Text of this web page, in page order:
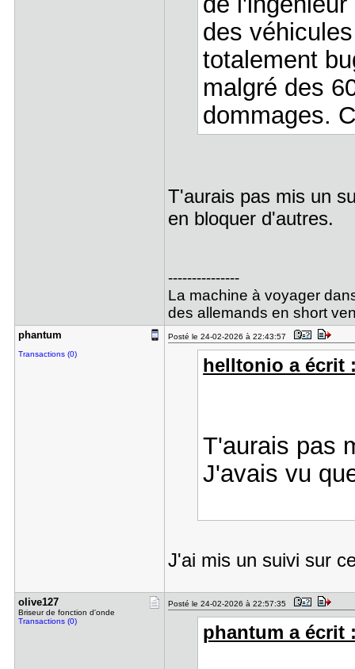
des
totalement
malgré des
dommages.
T'aurais pas mis un
en bloquer d'autres.
---------------
La machine à voyager
des allemands en short
phantum
Transactions (0)
Posté le 24-02-2026 à 22:43:57
helltonio a écrit
T'aurais pas
J'avais vu
J'ai mis un suivi sur
olive127
Briseur de fonction d'onde
Transactions (0)
Posté le 24-02-2026 à 22:57:35
phantum a écrit